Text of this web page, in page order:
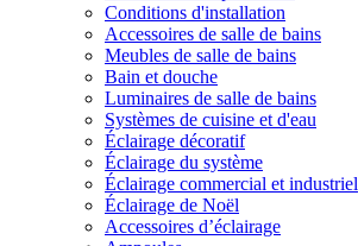
Conditions d'installation
Accessoires de salle de bains
Meubles de salle de bains
Bain et douche
Luminaires de salle de bains
Systèmes de cuisine et d'eau
Éclairage décoratif
Éclairage du système
Éclairage commercial et industriel
Éclairage de Noël
Accessoires d’éclairage